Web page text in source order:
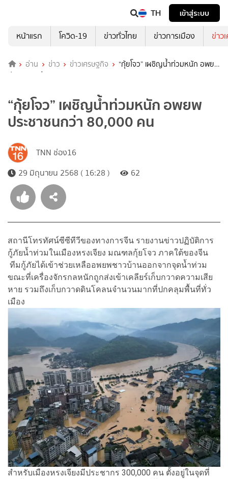
TH
เข้าสู่ระบบ
หน้าแรก
โควิด-19 ข่าวทั่วไทย ข่าวการเมือง ข่าว
อ่าน ข่าว ข่าวเศรษฐกิจ
“กุ้ยโจว” เผชิญน้ำท่วมหนัก อพยพ
ประชาชนกว่า 80,000 คน
“กุ้ยโจว” เผชิญน้ำท่วมหนัก อพยพ
ประชาชนกว่า 80,000 คน
TNN ช่อง16
29 มิถุนายน 2568 ( 16:28 )
62
สถานีโทรทัศน์ซีซีทีวีของทางการจีน รายงานข่าวปฏิบัติการ
กู้ภัยน้ำท่วมในเมืองหรงเจียง มณฑลกุ้ยโจว ภาคใต้ของจีน
ทีมกู้ภัยได้เข้าช่วยเหลืออพยพชาวบ้านออกจากจุดน้ำท่วม
ขณะที่เครื่องจักรกลหนักถูกส่งเข้าเคลียร์เก็บกวาดความเสีย
หาย รวมถึงเก็บกวาดดินโคลนจำนวนมากที่ปกคลุมพื้นที่ทั่ว
เมือง
สำหรับเมืองหรงเจียงมีประชากร 300,000 คน ตั้งอยู่ในจุดที่